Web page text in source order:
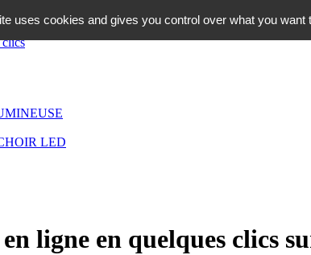
LED
ligne en quelques clics
uses cookies and gives you control over what you want